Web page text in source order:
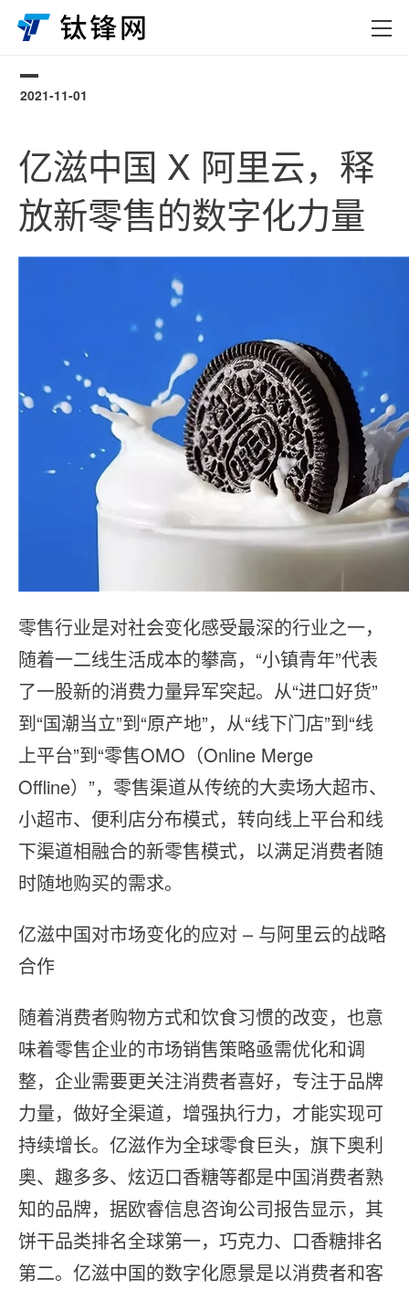
2021-11-01
亿滋中国 X 阿里云，释
放新零售的数字化力量
零售行业是对社会变化感受最深的⾏业之⼀，
随着⼀⼆线⽣活成本的攀⾼，“⼩镇⻘年”代表
了⼀股新的消费⼒量异军突起。从“进⼝好货”
到“国潮当⽴”到“原产地”，从“线下⻔店”到“线
上平台”到“零售OMO（Online Merge
Offline）”，零售渠道从传统的⼤卖场⼤超市、
⼩超市、便利店分布模式，转向线上平台和线
下渠道相融合的新零售模式，以满⾜消费者随
时随地购买的需求。
亿滋中国对市场变化的应对 – 与阿里云的战略
合作
随着消费者购物⽅式和饮⻝习惯的改变，也意
味着零售企业的市场销售策略亟需优化和调
整，企业需要更关注消费者喜好，专注于品牌
⼒量，做好全渠道，增强执⾏⼒，才能实现可
持续增⻓。亿滋作为全球零⻝巨头，旗下奥利
奥、趣多多、炫迈⼝⾹糖等都是中国消费者熟
知的品牌，据欧睿信息咨询公司报告显示，其
饼⼲品类排名全球第⼀，巧克⼒、⼝⾹糖排名
第⼆。亿滋中国的数字化愿景是以消费者和客